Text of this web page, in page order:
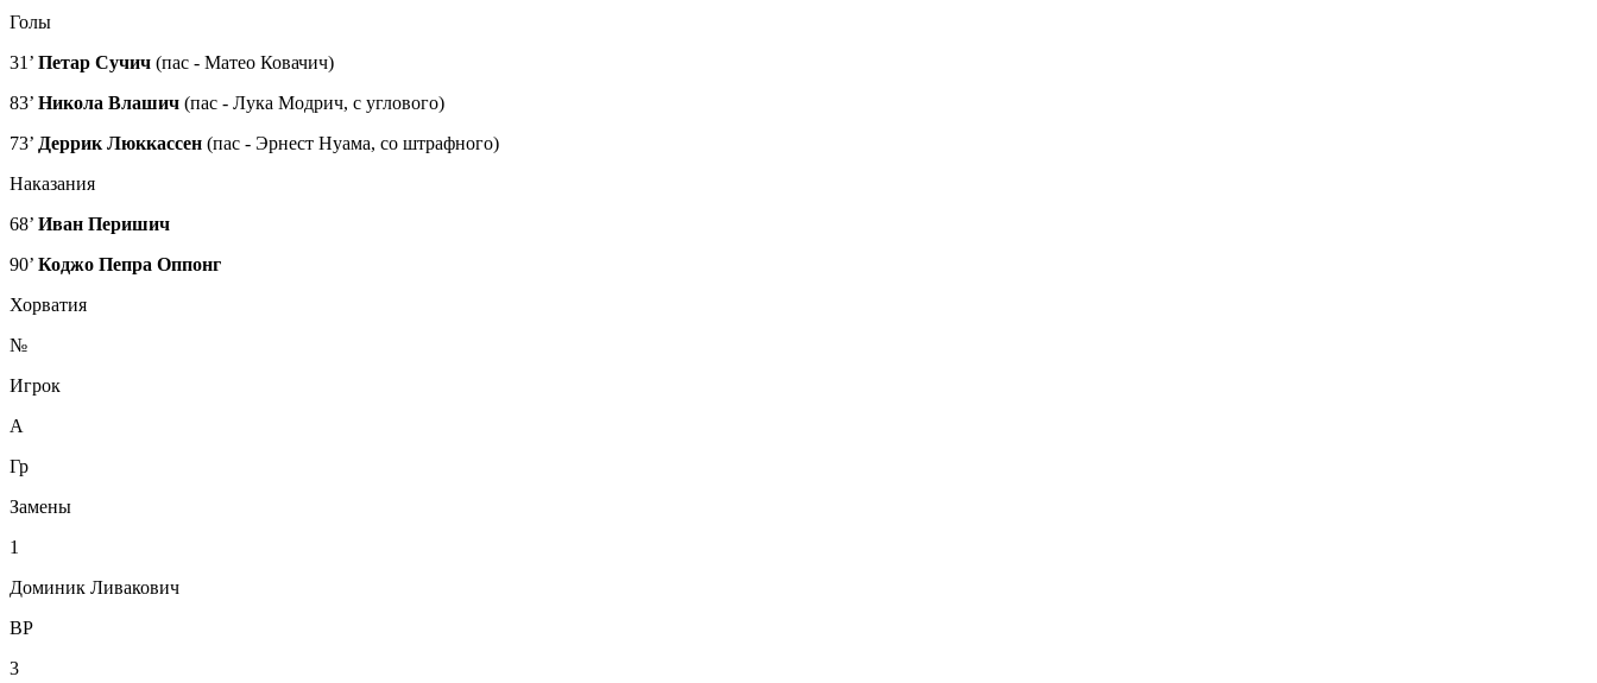
Голы
31’ Петар Сучич (пас - Матео Ковачич)
83’ Никола Влашич (пас - Лука Модрич, с углового)
73’ Деррик Люккассен (пас - Эрнест Нуама, со штрафного)
Наказания
68’ Иван Перишич
90’ Коджо Пепра Оппонг
Хорватия
№
Игрок
А
Гр
Замены
1
Доминик Ливакович
ВР
3